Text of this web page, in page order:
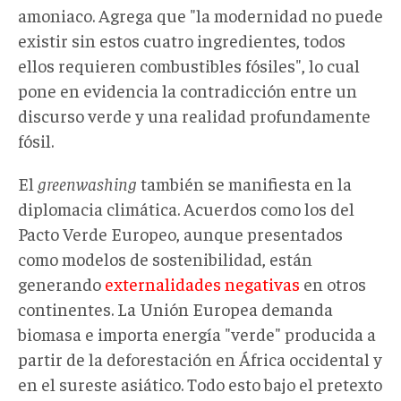
amoniaco. Agrega que "la modernidad no puede
existir sin estos cuatro ingredientes, todos
ellos requieren combustibles fósiles", lo cual
pone en evidencia la contradicción entre un
discurso verde y una realidad profundamente
fósil.
El greenwashing también se manifiesta en la
diplomacia climática. Acuerdos como los del
Pacto Verde Europeo, aunque presentados
como modelos de sostenibilidad, están
generando externalidades negativas en otros
continentes. La Unión Europea demanda
biomasa e importa energía "verde" producida a
partir de la deforestación en África occidental y
en el sureste asiático. Todo esto bajo el pretexto